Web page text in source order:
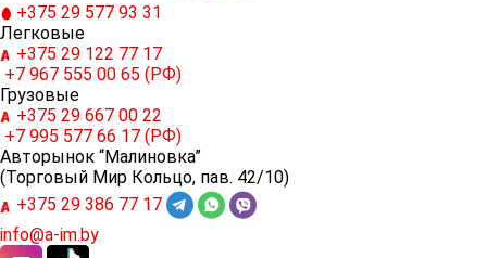
+375 29 577 93 31
Легковые
+375 29 122 77 17
+7 967 555 00 65 (РФ)
Грузовые
+375 29 667 00 22
+7 995 577 66 17 (РФ)
Авторынок “Малиновка”
(Торговый Мир Кольцо, пав. 42/10)
+375 29 386 77 17
info@a-im.by